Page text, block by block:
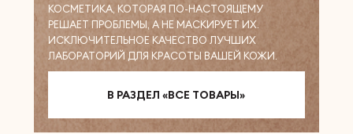
КОСМЕТИКА, КОТОРАЯ ПО-НАСТОЯЩЕМУ
РЕШАЕТ ПРОБЛЕМЫ, А НЕ МАСКИРУЕТ ИХ.
ИСКЛЮЧИТЕЛЬНОЕ КАЧЕСТВО ЛУЧШИХ
ЛАБОРАТОРИЙ ДЛЯ КРАСОТЫ ВАШЕЙ КОЖИ.
В РАЗДЕЛ «ВСЕ ТОВАРЫ»